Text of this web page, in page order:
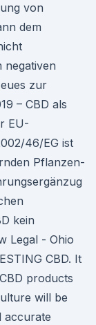
von
dem
negativen
zur
– CBD als
EU-
46/EG ist
Pflanzen-
kein
Legal - Ohio
CBD. It
products
will be
accurate